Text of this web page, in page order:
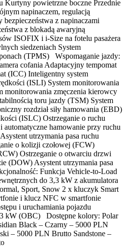
Kurtyny powietrzne boczne Przednie
napinaczem, regulacją
z napinaczami
z blokadą awaryjną
ISOFIX i i-Size na fotelu pasażera
siedzeniach System
(TPMS) Wspomaganie jazdy:
cofania Adaptacyjny tempomat
(ICC) Inteligentny system
(ISLI) System monitorowania
monitorowania zmęczenia kierowcy
toru jazdy (TSM) System
rozdział siły hamowania (EBD)
(ISLC) Ostrzeganie o ruchu
hamowanie przy ruchu
utrzymania pasa ruchu
o kolizji czołowej (FCW)
Ostrzeganie o otwarciu drzwi
(DOW) Asystent utrzymania pasa
Funkcja Vehicle-to-Load
do 3,3 kW z akumulatora
Sport, Snow 2 x kluczyk Smart
i klucz NFC w smartfonie
i uruchamiania pojazdu
kW (OBC) Dostępne kolory: Polar
Black – Czarny – 5000 PLN
– 5000 PLN Brutto Sandstone –